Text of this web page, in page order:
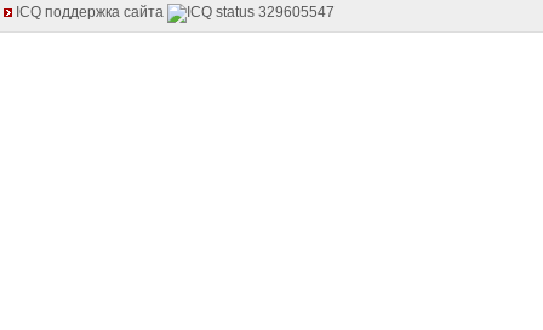
ICQ поддержка сайта
329605547